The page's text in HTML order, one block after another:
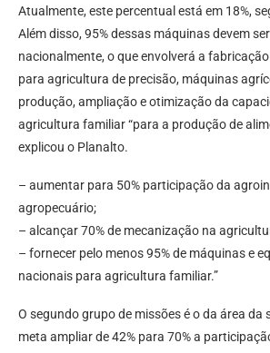
Atualmente, este percentual está em 18%,
Além disso, 95% dessas máquinas devem
nacionalmente, o que envolverá a
para agricultura de precisão, máquinas
produção, ampliação e otimização da
agricultura familiar “para a produção de
explicou o Planalto.
– aumentar para 50% participação da
agropecuário;
– alcançar 70% de mecanização na
– fornecer pelo menos 95% de máquinas e
nacionais para agricultura familiar.”
O segundo grupo de missões é o da área da
meta ampliar de 42% para 70% a